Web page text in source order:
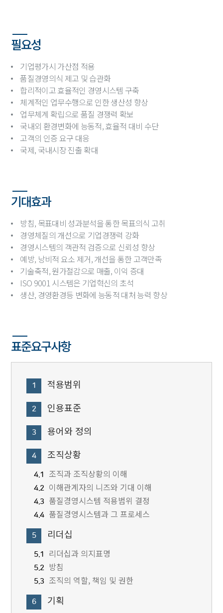
필요성
기업평가시 가산점 적용
품질경영의식 제고 및 습관화
합리적이고 효율적인 경영시스템 구축
체계적인 업무수행으로 인한 생산성 향상
업무체계 확립으로 품질 경쟁력 확보
국내외 환경변화에 능동적, 효율적 대비 수단
고객의 인증 요구 대응
국제, 국내시장 진출 확대
기대효과
방침, 목표대비 성과분석을 통한 목표의식 고취
경영체질의 개선으로 기업경쟁력 강화
경영시스템의 객관적 검증으로 신뢰성 향상
예방, 낭비적 요소 제거, 개선을 통한 고객만족
기술축적, 원가절감으로 매출, 이익 증대
ISO 9001 시스템은 기업혁신의 초석
생산, 경영환경등 변화에 능동적 대처 능력 향상
표준요구사항
1 적용범위
2 인용표준
3 용어와 정의
4 조직상황
4.1 조직과 조직상황의 이해
4.2 이해관계자의 니즈와 기대 이해
4.3 품질경영시스템 적용범위 결정
4.4 품질경영시스템과 그 프로세스
5 리더십
5.1 리더십과 의지표명
5.2 방침
5.3 조직의 역할, 책임 및 권한
6 기획